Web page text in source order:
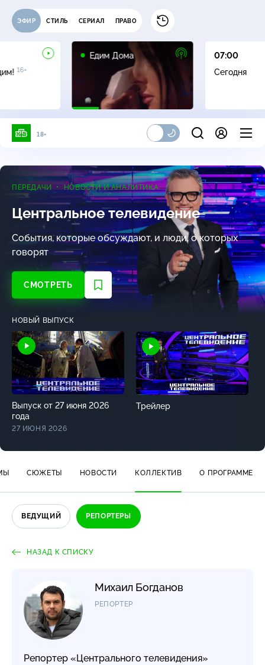
ЭФИР СТИЛЬ СЕРИАЛ ПРАВО
16+
Едим Дома
07:00
Сегодня
18+
ПЕРЕДАЧИ НОВОСТИ И АНАЛИТИКА
Центральное телевидение
События, которые обсуждают, и люди, о которых
говорят
СМОТРЕТЬ
НОВЫЙ ВЫПУСК
Выпуск от 27 июня 2026
года
27 ИЮНЯ 2026
Трейлер
СЮЖЕТЫ НОВОСТИ КОЛЛЕКТИВ О ПРОГРАММЕ
ВЕДУЩИЙ РЕПОРТЕРЫ
НАЗАД К СПИСКУ
Михаил Богданов
РЕПОРТЕР
Репортер «Центрального телевидения»